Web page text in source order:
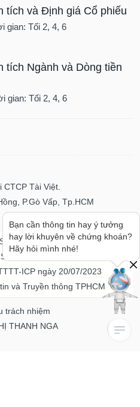
tích và Định giá Cổ phiếu
gian: Tối 2, 4, 6
tích Ngành và Dòng tiền
gian: Tối 2, 4, 6
Tài Việt.
P.Gò Vấp, Tp.HCM
Fax: (84.28) 3848 7237
ngày 04/11/2016
ngày 02/11/2017
ICP ngày 20/07/2023
và Truyền thông TPHCM
trách nhiệm
THANH NGA
Bạn cần thông tin hay ý tưởng
hay lời khuyên về chứng khoán?
Hãy hỏi mình nhé!